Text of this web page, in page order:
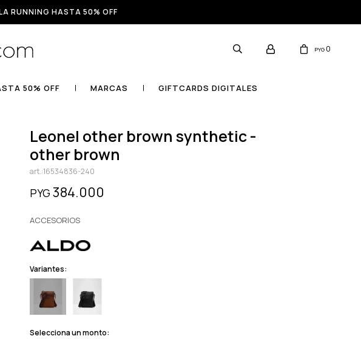
RUNNING HASTA 50% OFF
50% OFF MARCAS GIFTCARDS DIGITALES
PYG 0
leonel other brown synthetic -
other brown
16534836-240
PYG 384.000
ACCESORIOS
Variantes:
Selecciona un monto: